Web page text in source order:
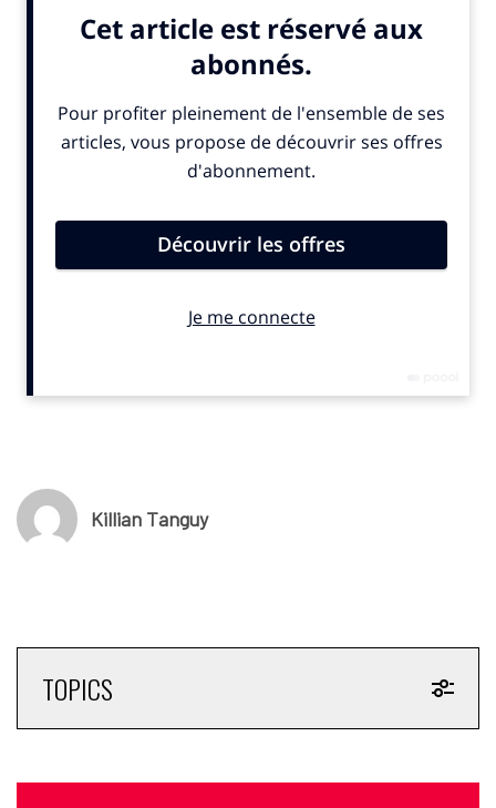
renouvelé son partenariat avec le CIC, qui devient désormais
partenaire officiel. Cette prolongation, annoncée jeudi 15 mai
post LikedIn, vise à renforcer l’accompagnement
sociétal, à travers le soutien apporté à l’Académie de la
natation. Le CIC est engagé aux côtés de la FFN depuis 2017.
Killian Tanguy
TOPICS